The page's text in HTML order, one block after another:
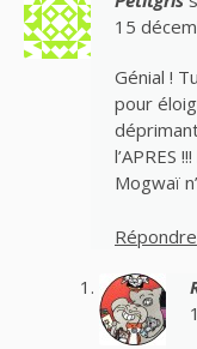
15
Génial !
pour
l’APRES
Mogwaï
Répondre